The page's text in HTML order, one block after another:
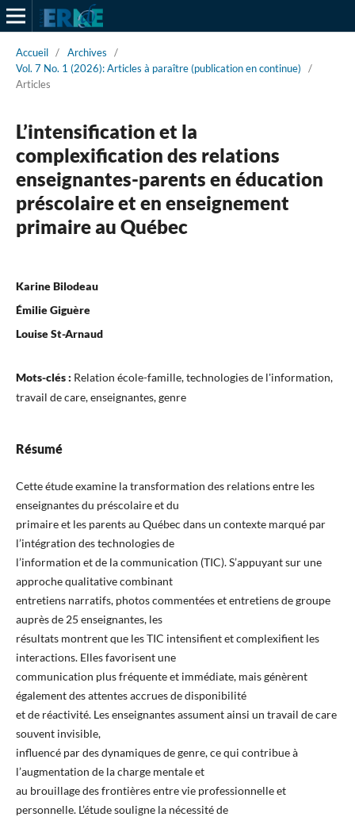
Accueil / Archives
/
Vol. 7 No. 1 (2026): Articles à paraître (publication en continue)
/
Articles
L’intensification et la
complexification des relations
enseignantes-parents en éducation
préscolaire et en enseignement
primaire au Québec
Karine Bilodeau
Émilie Giguère
Louise St-Arnaud
Mots-clés : Relation école-famille, technologies de l'information,
travail de care, enseignantes, genre
Résumé
Cette étude examine la transformation des relations entre les
enseignantes du préscolaire et du
primaire et les parents au Québec dans un contexte marqué par
l’intégration des technologies de
l’information et de la communication (TIC). S’appuyant sur une
approche qualitative combinant
entretiens narratifs, photos commentées et entretiens de groupe
auprès de 25 enseignantes, les
résultats montrent que les TIC intensifient et complexifient les
interactions. Elles favorisent une
communication plus fréquente et immédiate, mais génèrent
également des attentes accrues de disponibilité
et de réactivité. Les enseignantes assument ainsi un travail de care
souvent invisible,
influencé par des dynamiques de genre, ce qui contribue à
l’augmentation de la charge mentale et
au brouillage des frontières entre vie professionnelle et
personnelle. L’étude souligne la nécessité de